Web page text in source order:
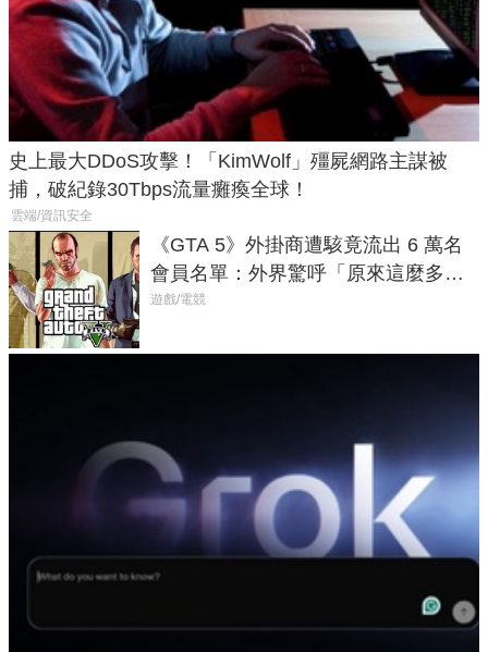
史上最大DDoS攻擊！「KimWolf」殭屍網路主謀被
捕，破紀錄30Tbps流量癱瘓全球！
雲端/資訊安全
《GTA 5》外掛商遭駭竟流出 6 萬名
會員名單：外界驚呼「原來這麼多人
在開掛！」
遊戲/電競